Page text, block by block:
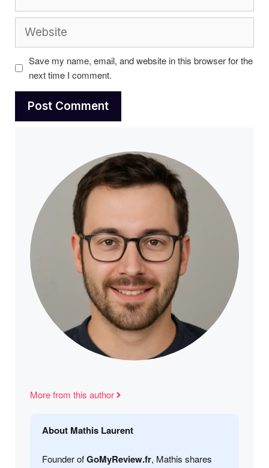
Save my name, email, and website in this browser for the
next time I comment.
More from this author
About Mathis Laurent
Founder ofGoMyReview.fr, Mathis shares